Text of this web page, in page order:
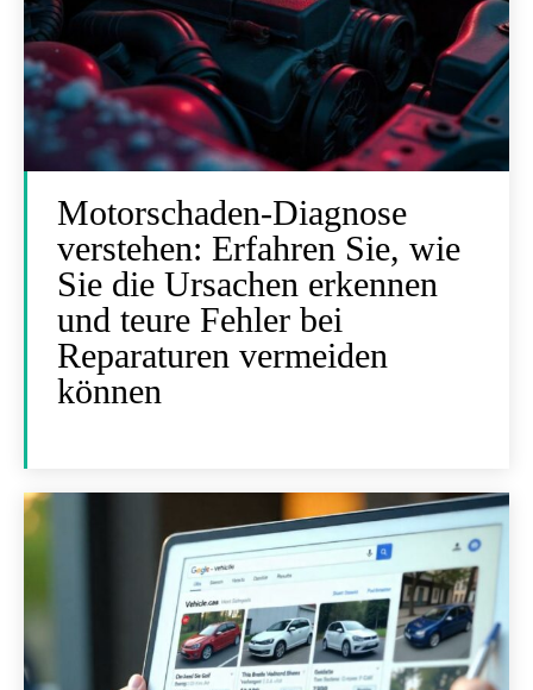
Motorschaden-Diagnose
verstehen: Erfahren Sie, wie
Sie die Ursachen erkennen
und teure Fehler bei
Reparaturen vermeiden
können